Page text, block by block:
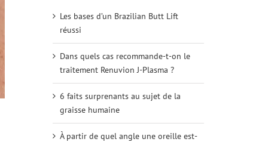
Les bases d’un Brazilian Butt Lift
réussi
Dans quels cas recommande-t-on le
traitement Renuvion J-Plasma ?
6 faits surprenants au sujet de la
graisse humaine
À partir de quel angle une oreille est-